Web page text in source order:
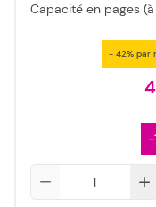
Capacité en pages (à
- 42% par
-